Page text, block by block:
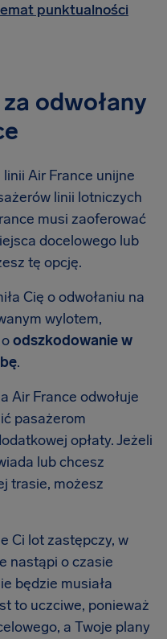
punktualności
odwołany
Air France unijne
linii lotniczych
musi zaoferować
docelowego lub
tę opcję.
Cię o odwołaniu na
wylotem,
odszkodowanie w
.
Air France odwołuje
pasażerom
opłaty. Jeżeli
lub chcesz
trasie, możesz
Ci lot zastępczy, w
nastąpi o czasie
będzie musiała
to uczciwe, ponieważ
a Twoje plany